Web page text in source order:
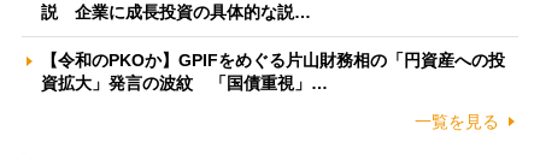
説 企業に成長投資の具体的な説…
【令和のPKOか】GPIFをめぐる片山財務相の「円資産への投
資拡大」発言の波紋 「国債重視」…
一覧を見る